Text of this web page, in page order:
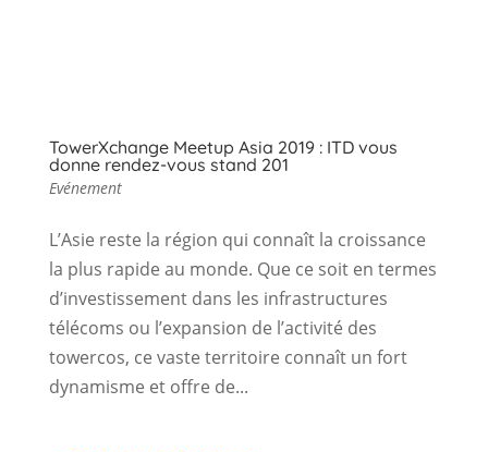
TowerXchange Meetup Asia 2019 : ITD vous
donne rendez-vous stand 201
Evénement
L’Asie reste la région qui connaît la croissance
la plus rapide au monde. Que ce soit en termes
d’investissement dans les infrastructures
télécoms ou l’expansion de l’activité des
towercos, ce vaste territoire connaît un fort
dynamisme et offre de...